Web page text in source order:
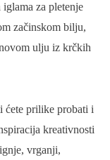
za pletenje
začinskom bilju,
ulju iz krčkih
ćete prilike probati i
kreativnosti
vrganji,